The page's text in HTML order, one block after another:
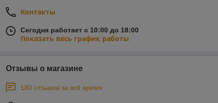
Контакты
Сегодня работает с 10:00 до 18:00
Показать весь график работы
Отзывы о магазине
180 отзывов за всё время